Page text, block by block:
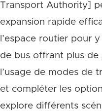
Transport Authority]
expansion rapide
l’espace routier pour
de bus offrant plus de
l’usage de modes de
et compléter les
explore différents